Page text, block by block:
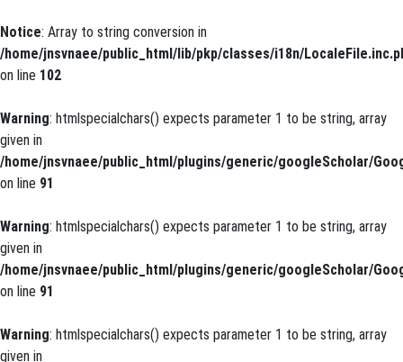
Notice: Array to string conversion in
/home/jnsvnaee/public_html/lib/pkp/classes/i18n/
on line 102
Warning: htmlspecialchars() expects parameter 1 to be string, array
given in
/home/jnsvnaee/public_html/plugins/generic/googleScholar/
on line 91
Warning: htmlspecialchars() expects parameter 1 to be string, array
given in
/home/jnsvnaee/public_html/plugins/generic/googleScholar/
on line 91
Warning: htmlspecialchars() expects parameter 1 to be string, array
given in